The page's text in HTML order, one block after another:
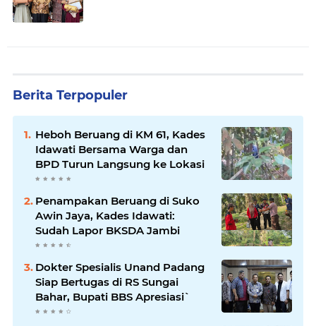
Berita Terpopuler
Heboh Beruang di KM 61, Kades
Idawati Bersama Warga dan
BPD Turun Langsung ke Lokasi
Penampakan Beruang di Suko
Awin Jaya, Kades Idawati:
Sudah Lapor BKSDA Jambi
Dokter Spesialis Unand Padang
Siap Bertugas di RS Sungai
Bahar, Bupati BBS Apresiasi`